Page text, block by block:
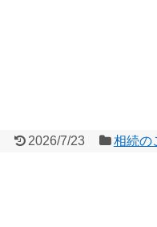
2026/7/23 相続の